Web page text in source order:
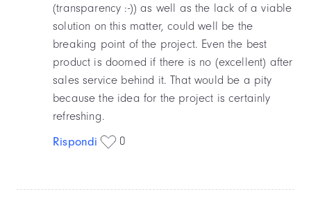
(transparency :-)) as well as the lack of a viable
solution on this matter, could well be the
breaking point of the project. Even the best
product is doomed if there is no (excellent) after
sales service behind it. That would be a pity
because the idea for the project is certainly
refreshing.
Rispondi
0